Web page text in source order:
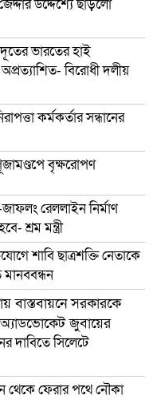
উদ্দেশ্যে ছাড়লো
ভারতের হাই
বিরোধী দলীয়
কর্মকর্তার সন্ধানের
বৃক্ষরোপণ
রেললাইন নির্মাণ
শ্রম মন্ত্রী
শাবি ছাত্রশক্তি নেতাকে
মানববন্ধন
বাস্তবায়নে সরকারকে
জুবায়ের
দাবিতে সিলেটে
থেকে ফেরার পথে নৌকা